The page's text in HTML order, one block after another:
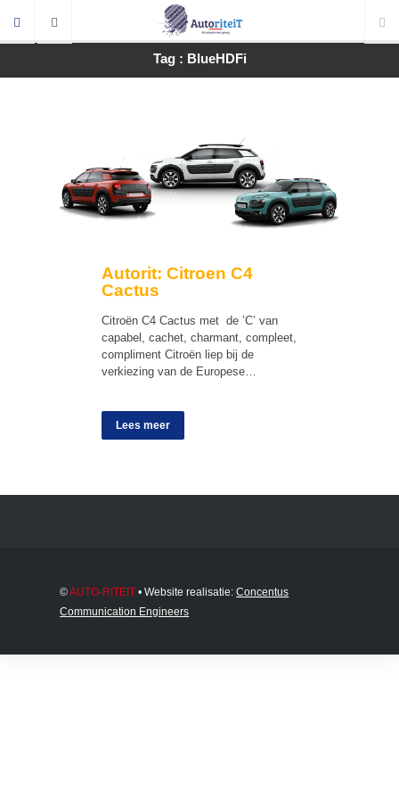
Tag : BlueHDFi
Autorit: Citroen C4
Cactus
Citroën C4 Cactus met de ’C’ van
capabel, cachet, charmant, compleet,
compliment Citroën liep bij de
verkiezing van de Europese…
Lees meer
©AUTO-RITEIT • Website realisatie:Concentus
Communication Engineers